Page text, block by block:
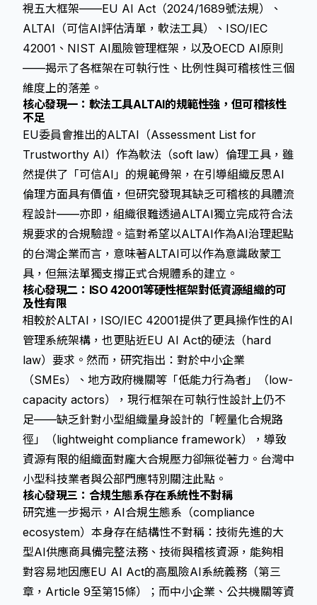
視五大框架——EU AI Act（2024/1689號法規）、
ALTAI（可信AI評估清單，軟法工具）、ISO/IEC
42001、NIST AI風險管理框架，以及OECD AI原則
——揭示了各框架在可執行性、比例性與可稽核性三個
維度上的落差。
核心發現一：軟法工具ALTAI的規範性強，但可稽核性
不足
EU委員會推出的ALTAI（Assessment List for
Trustworthy AI）作為軟法（soft law）倫理工具，雖
然提供了「可信AI」的規範骨架，在引導組織反思AI
倫理方面具有價值，但研究發現其缺乏可稽核的具體流
程設計——亦即，組織很難透過ALTAI獨立完成符合法
規要求的合規驗證。這對希望以ALTAI作為AI治理起點
的台灣企業而言，意味著ALTAI可以作為意識啟蒙工
具，但無法單獨支撐正式合規體系的建立。
核心發現二：ISO 42001等硬性框架對低資源組織的可
及性有限
相較於ALTAI，ISO/IEC 42001提供了更具操作性的AI
管理系統架構，也更貼近EU AI Act的硬法（hard
law）要求。然而，研究指出：對於中小企業
（SMEs）、地方政府機關等「低能力行為者」（low-
capacity actors），現行框架在可執行性設計上仍不
足——缺乏針對小型組織量身設計的「輕量化合規路
徑」（lightweight compliance framework），導致
資源有限的組織面對龐大合規壓力卻無從著力。台灣中
小型科技業者與公部門應特別關注此點。
核心發現三：合規生態系存在系統性不對稱
研究進一步揭示，AI合規生態系（compliance
ecosystem）本身存在結構性不對稱：技術先進的大
型AI供應商具備完整法務、技術與稽核資源，能夠相
對容易地因應EU AI Act的高風險AI系統義務（第三
章，Article 9至第15條）；而中小企業、公共機關等資